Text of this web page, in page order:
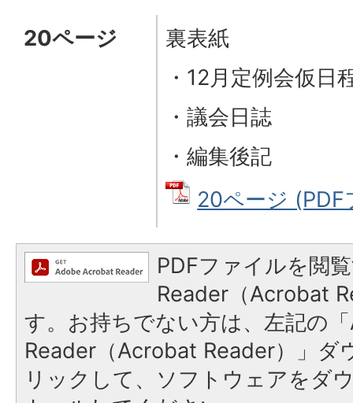
20ページ
裏表紙
・12月定例会仮日
・議会日誌
・編集後記
20ページ (PDF
PDFファイルを閲
Reader（Acrobat
す。お持ちでない方は、左記の
Reader（Acrobat Reader）」ダ
リックして、ソフトウェアをダ